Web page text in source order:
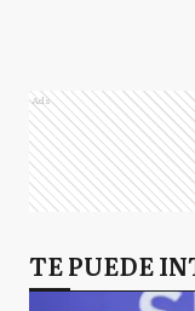
Ads
TE PUEDE